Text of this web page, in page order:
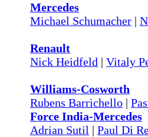
Mercedes
Michael Schumacher |
Renault
Nick Heidfeld | Vitaly
Williams-Cosworth
Rubens Barrichello |
Force India-Mercedes
Adrian Sutil | Paul Di